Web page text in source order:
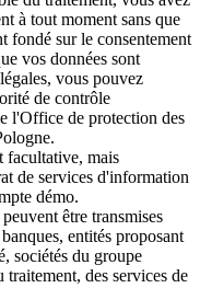
à tout moment sans que
fondé sur le consentement
vos données sont
vous pouvez
de contrôle
l'Office de protection des
facultative, mais
de services d'information
démo.
être transmises
entités proposant
sociétés du groupe
traitement, des services de